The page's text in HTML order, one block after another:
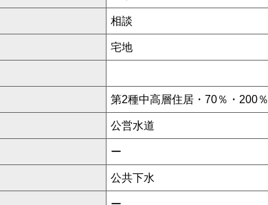
相談
宅地
第2種中高層住居・70％・200％
公営水道
ー
公共下水